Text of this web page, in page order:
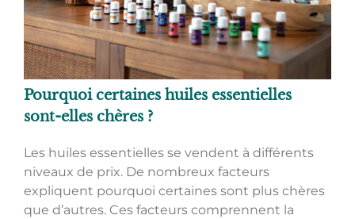
Pourquoi certaines huiles essentielles
sont-elles chères ?
Les huiles essentielles se vendent à différents
niveaux de prix. De nombreux facteurs
expliquent pourquoi certaines sont plus chères
que d’autres. Ces facteurs comprennent la